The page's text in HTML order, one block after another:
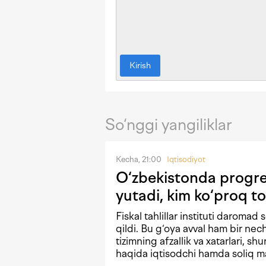
Kirish
So‘nggi yangiliklar
Kecha, 21:00 Iqtisodiyot
O‘zbekistonda
yutadi, kim ko‘proq
Fiskal tahlillar instituti daromad
qildi. Bu g‘oya avval ham bir
tizimning afzallik va xatarlari,
haqida iqtisodchi hamda soliq